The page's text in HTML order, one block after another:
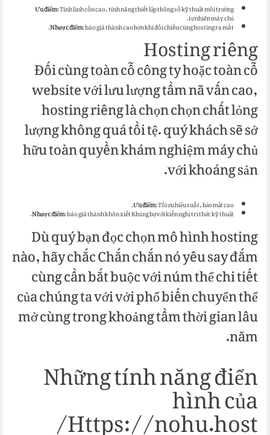
Ưu điểm: Tính linh cồn cao, tính năng thiết lập thông số kỹ thuật môi trường
tự nhiên máy chủ.
Nhược điểm: báo giá thành cao hơn khi đối chiếu cùng hosting ra mắt.
Hosting riêng
Đối cùng toàn cỗ công ty hoặc toàn cỗ
website với lưu lượng tầm nã vấn cao,
hosting riêng là chọn chọn chất lỏng
lượng không quá tồi tệ. quý khách sẽ sở
hữu toàn quyền khám nghiệm máy chủ
với khoáng sản.
Ưu điểm: Tối ưu hiệu suất, bảo mật cao.
Nhược điểm: báo giá thành khôn xiết Khủng bự với kiến nghị tri thức kỹ thuật.
Dù quý bạn đọc chọn mô hình hosting
nào, hãy chắc Chắn chắn nó yêu say đắm
cùng cần bắt buộc với núm thể chi tiết
của chúng ta với với phổ biến chuyển thể
mở cùng trong khoảng tầm thời gian lâu
năm.
Những tính năng điển
hình của